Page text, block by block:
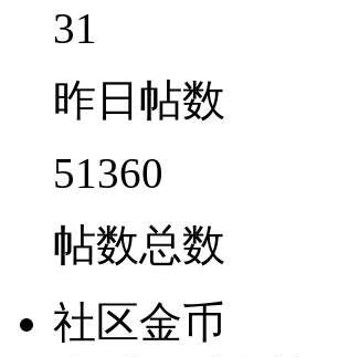
31
昨日帖数
51360
帖数总数
社区金币